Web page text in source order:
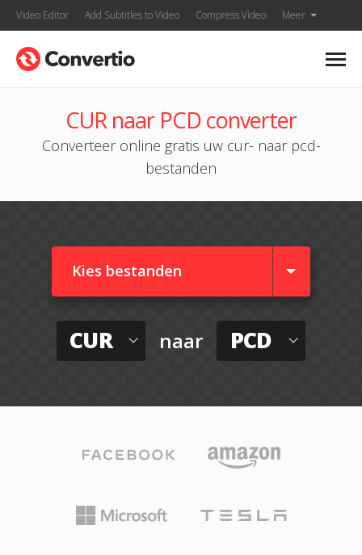
Video Editor Add Subtitles to Video Compress Video Meer
CUR naar PCD converter
Converteer online gratis uw cur- naar pcd-
bestanden
Kies bestanden
CUR naar PCD